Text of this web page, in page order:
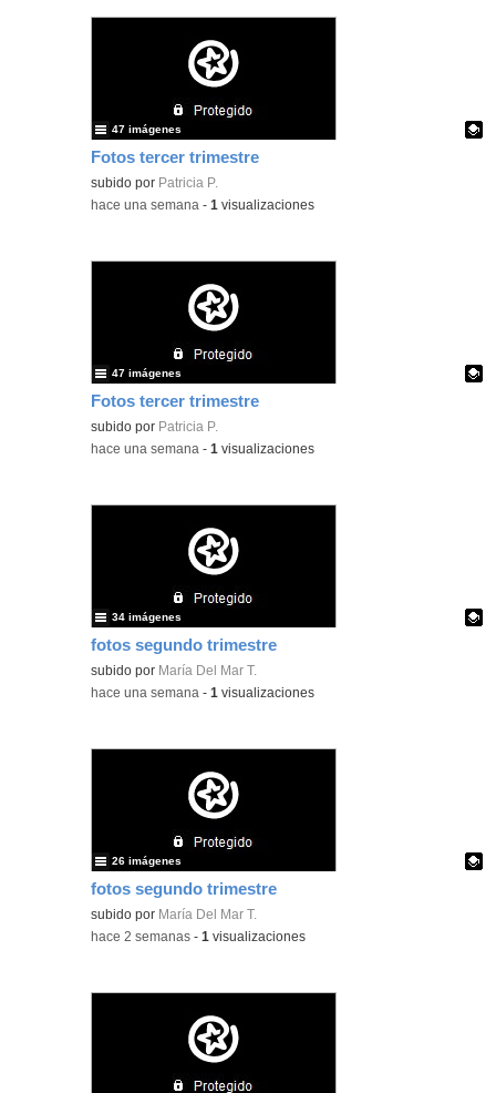
Fotos tercer trimestre
Contenido educativo.
subido por Patricia P.
47 imágenes
-hace una semana -1 visualizaciones
Fotos tercer trimestre
Contenido educativo.
subido por Patricia P.
47 imágenes
-hace una semana -1 visualizaciones
fotos segundo trimestre
Contenido educativo.
subido por María Del Mar T.
34 imágenes
-hace una semana -1 visualizaciones
fotos segundo trimestre
Contenido educativo.
subido por María Del Mar T.
26 imágenes
-hace 2 semanas -1 visualizaciones